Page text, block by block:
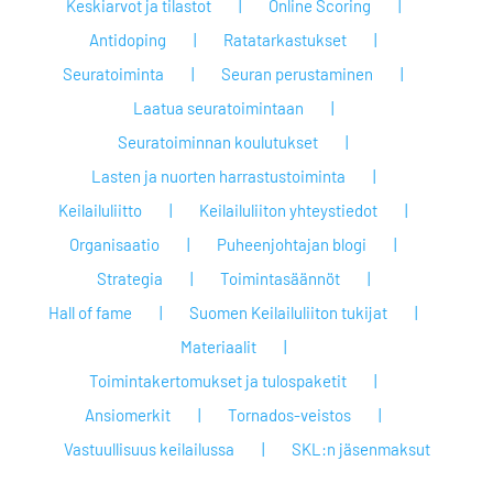
Keskiarvot ja tilastot
Online Scoring
Antidoping
Ratatarkastukset
Seuratoiminta
Seuran perustaminen
Laatua seuratoimintaan
Seuratoiminnan koulutukset
Lasten ja nuorten harrastustoiminta
Keilailuliitto
Keilailuliiton yhteystiedot
Organisaatio
Puheenjohtajan blogi
Strategia
Toimintasäännöt
Hall of fame
Suomen Keilailuliiton tukijat
Materiaalit
Toimintakertomukset ja tulospaketit
Ansiomerkit
Tornados-veistos
Vastuullisuus keilailussa
SKL:n jäsenmaksut